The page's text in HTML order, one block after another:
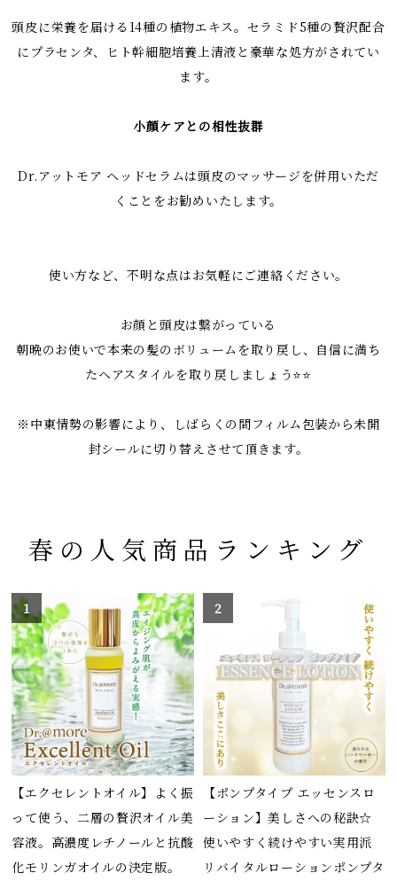
頭皮に栄養を届ける14種の植物エキス。セラミド5種の贅沢配合
にプラセンタ、ヒト幹細胞培養上清液と豪華な処方がされてい
ます。
小顔ケアとの相性抜群
Dr.アットモア ヘッドセラムは頭皮のマッサージを併用いただ
くことをお勧めいたします。
使い方など、不明な点はお気軽にご連絡ください。
お顔と頭皮は繋がっている
朝晩のお使いで本来の髪のボリュームを取り戻し、自信に満ち
たヘアスタイルを取り戻しましょう⭐️⭐️
※中東情勢の影響により、しばらくの間フィルム包装から未開
封シールに切り替えさせて頂きます。
春の人気商品ランキング
【エクセレントオイル】よく振
って使う、二層の贅沢オイル美
容液。高濃度レチノールと抗酸
化モリンガオイルの決定版。
【ポンプタイプ エッセンスロ
ーション】美しさへの秘訣☆
使いやすく続けやすい実用派
リバイタルローションポンプタ